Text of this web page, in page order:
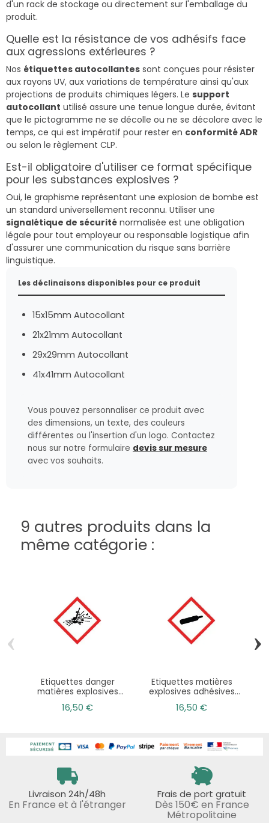
d'un rack de stockage ou directement sur l'emballage du
produit.
Quelle est la résistance de vos adhésifs face
aux agressions extérieures ?
Nos étiquettes autocollantes sont conçues pour résister
aux rayons UV, aux variations de température ainsi qu'aux
projections de produits chimiques légers. Le support
autocollant utilisé assure une tenue longue durée, évitant
que le pictogramme ne se décolle ou ne se décolore avec le
temps, ce qui est impératif pour rester en conformité ADR
ou selon le règlement CLP.
Est-il obligatoire d'utiliser ce format spécifique
pour les substances explosives ?
Oui, le graphisme représentant une explosion de bombe est
un standard universellement reconnu. Utiliser une
signalétique de sécurité normalisée est une obligation
légale pour tout employeur ou responsable logistique afin
d'assurer une communication du risque sans barrière
linguistique.
Les déclinaisons disponibles pour ce produit
15x15mm Autocollant
21x21mm Autocollant
29x29mm Autocollant
41x41mm Autocollant
Vous pouvez personnaliser ce produit avec
des dimensions, un texte, des couleurs
différentes ou l'insertion d'un logo. Contactez
nous sur notre formulaire devis sur mesure
avec vos souhaits.
9 autres produits dans la
même catégorie :
Etiquettes danger
matières explosives
CLP
16,50 €
Etiquettes matières
explosives adhésives
sécurité
16,50 €
‹ ›
Livraison 24h/48h
En France et à l'étranger
Frais de port gratuit
Dès 150€ en France
Métropolitaine